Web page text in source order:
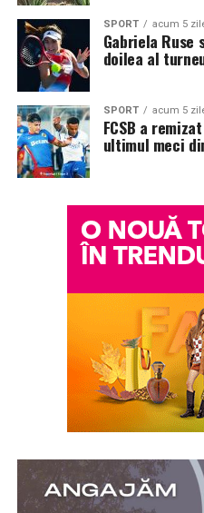
SPORT acum 5
Gabriela
doilea al
SPORT acum 5
FCSB a
ultimul meci